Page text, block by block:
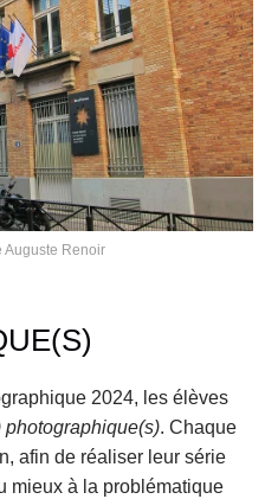
Auguste Renoir
2024, les élèves
photographique(s). Chaque
afin de réaliser leur série
mieux à la problématique